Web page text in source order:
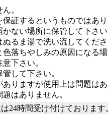
。
証するというものではあり
ない場所に保管して下さい
るま湯で洗い流してくださ
落ちやしみの原因になる
下さい。
して下さい。
りますが使用上は問題は
はありません。
24時間受け付けております